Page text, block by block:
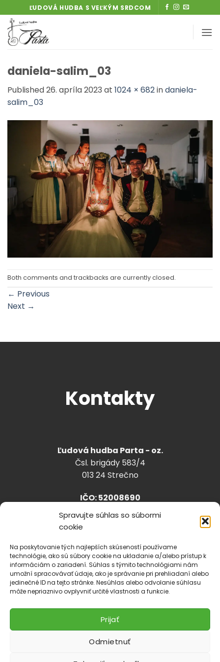
Spravujte súhlas so súbormi
cookie
Na poskytovanie tých najlepších skúseností používame
technológie, ako sú súbory cookie na ukladanie a/alebo prístup k
informáciám o zariadení. Súhlas s týmito technológiami nám
umožní spracovávať údaje, ako je správanie pri prehliadaní alebo
jedinečné ID na tejto stránke. Nesúhlas alebo odvolanie súhlasu
môže nepriaznivo ovplyvniť určité vlastnosti a funkcie.
Prijať
Odmietnuť
to
content
ĽUDOVÁ HUDBA S VEĽKÝM SRDCOM
daniela-salim_03
Published26. apríla 2023 at 1024 × 682indaniela-
salim_03
Both comments and trackbacks are currently closed.
← Previous
Next →
Kontakty
Ľudová hudba Parta - oz.
Čsl. brigády 583/4
013 24 Strečno
IČO: 52008690
+421918 530 888
Cookies